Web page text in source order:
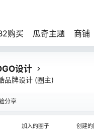
购买 瓜奇主题 商铺
设计
品牌设计 (圈主)
分享
加入的圈子 创建